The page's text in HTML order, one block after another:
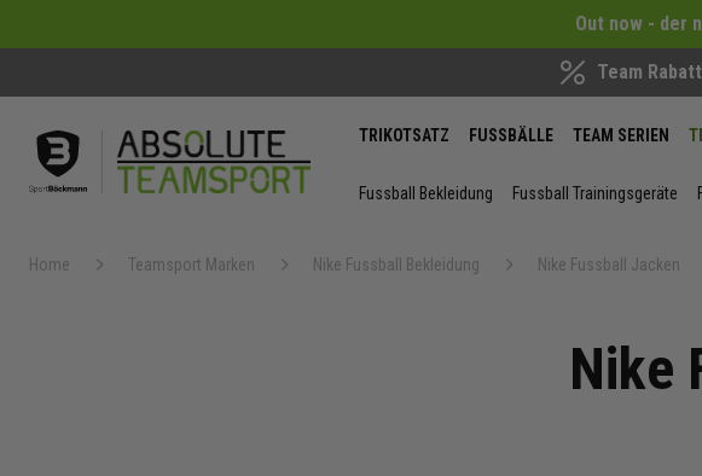
Out now - der
Team
TRIKOTSATZ FUSSBÄLLE TEAM SERIEN
Fussball Bekleidung Fussball Trainingsgeräte
Home Teamsport Marken Nike Fussball Bekleidung Nike Fussball Jacken
Nike